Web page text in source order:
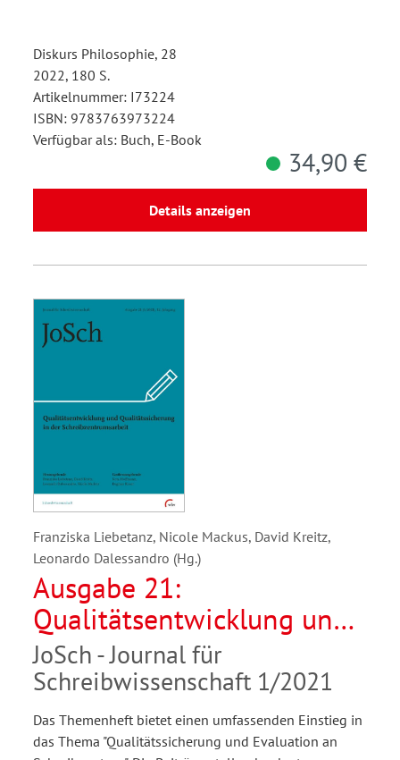
Diskurs Philosophie, 28
2022, 180 S.
Artikelnummer: I73224
ISBN: 9783763973224
Verfügbar als: Buch, E-Book
34,90 €
Details anzeigen
Franziska Liebetanz, Nicole Mackus, David Kreitz,
Leonardo Dalessandro (Hg.)
Ausgabe 21:
Qualitätsentwicklung und
Qualitätssicherung in der
Schreibzentrumsarbeit
JoSch - Journal für
Schreibwissenschaft 1/2021
Das Themenheft bietet einen umfassenden Einstieg in
das Thema "Qualitätssicherung und Evaluation an